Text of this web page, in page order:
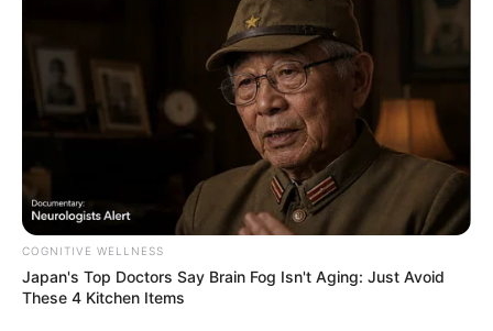
COGNITIVE WELLNESS
Japan's Top Doctors Say Bra​in Fo​g Isn't Aging: Just Avoid
These 4 Kitchen Items